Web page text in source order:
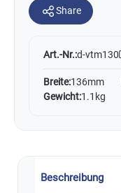
Share
Art.-Nr.:d-vtm130
Breite:136mm
Gewicht:1.1kg
Beschreibung